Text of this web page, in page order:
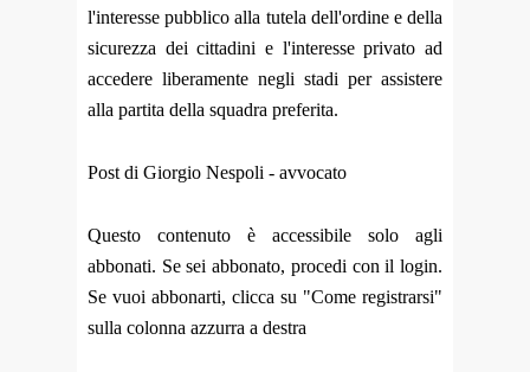
l'interesse pubblico alla tutela dell'ordine e della
sicurezza dei cittadini e l'interesse privato ad
accedere liberamente negli stadi per assistere
alla partita della squadra preferita.
Post di Giorgio Nespoli - avvocato
Questo contenuto è accessibile solo agli
abbonati. Se sei abbonato, procedi con il login.
Se vuoi abbonarti, clicca su "Come registrarsi"
sulla colonna azzurra a destra